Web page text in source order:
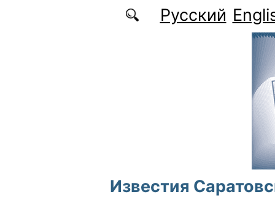
Перейти к основному содержаниюРусский
Известия